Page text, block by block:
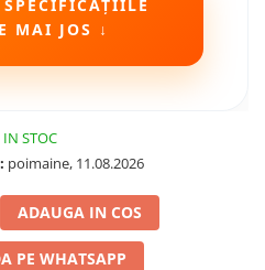
SPECIFICAȚIILE
MAI JOS ↓
IN STOC
poimaine, 11.08.2026
ADAUGA IN COS
PE WHATSAPP